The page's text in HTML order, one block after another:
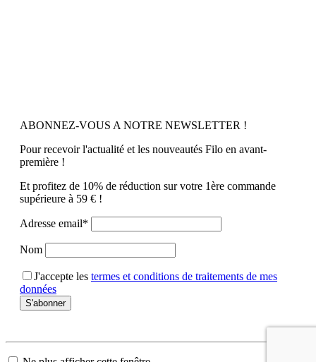
ABONNEZ-VOUS A NOTRE NEWSLETTER !
Pour recevoir l'actualité et les nouveautés Filo en avant-
première !
Et profitez de 10% de réduction sur votre 1ère commande
supérieure à 59 € !
Adresse email*
Nom
J'accepte les termes et conditions de traitements de mes
données